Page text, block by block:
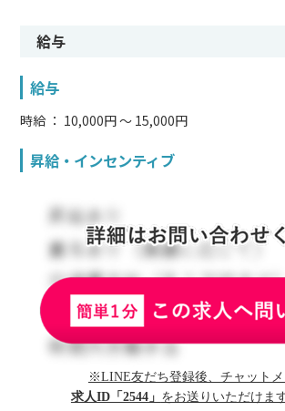
給与
給与
時給 ： 10,000円 〜 15,000円
昇給・インセンティブ
※LINE友だち登録後、チャット
求人ID「2544」 をお送りいただけま